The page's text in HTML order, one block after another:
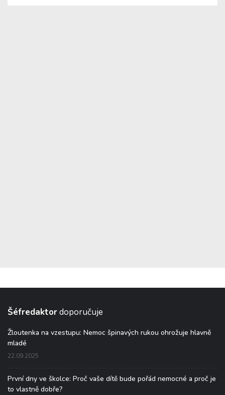
Šéfredaktordoporučuje
Žloutenka na vzestupu: Nemoc špinavých rukou ohrožuje hlavně
mladé
22.09.2025
První dny ve školce: Proč vaše dítě bude pořád nemocné a proč je
to vlastně dobře?